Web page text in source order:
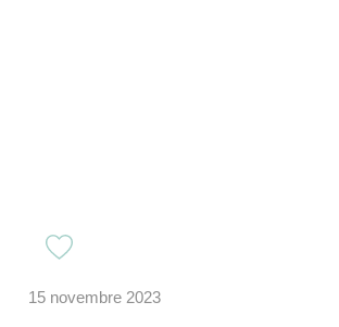
15 novembre 2023